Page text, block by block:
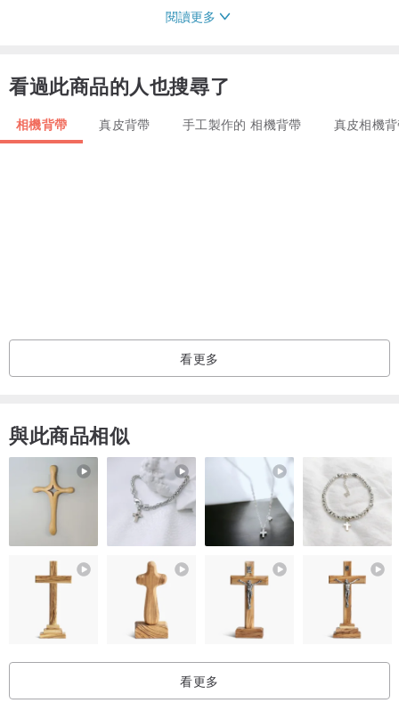
閱讀更多
看過此商品的人也搜尋了
相機背帶 真皮背帶 手工製作的 相機背帶 真皮相機
看更多
與此商品相似
看更多